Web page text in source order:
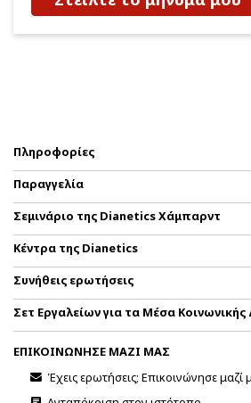
Πληροφορίες
Παραγγελία
Σεμινάριο της Dianetics Χάμπαρντ
Κέντρα της Dianetics
Συνήθεις ερωτήσεις
Σετ Εργαλείων για τα Μέσα
ΕΠΙΚΟΙΝΩΝΗΣΕ ΜΑΖΙ ΜΑΣ
Έχεις ερωτήσεις; Επικοινώνησε μαζί